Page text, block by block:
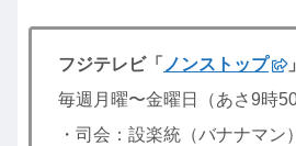
フジテレビ「 ノンストップ
」
毎週月曜〜金曜日（あさ9時
・司会：設楽統（バナナマン